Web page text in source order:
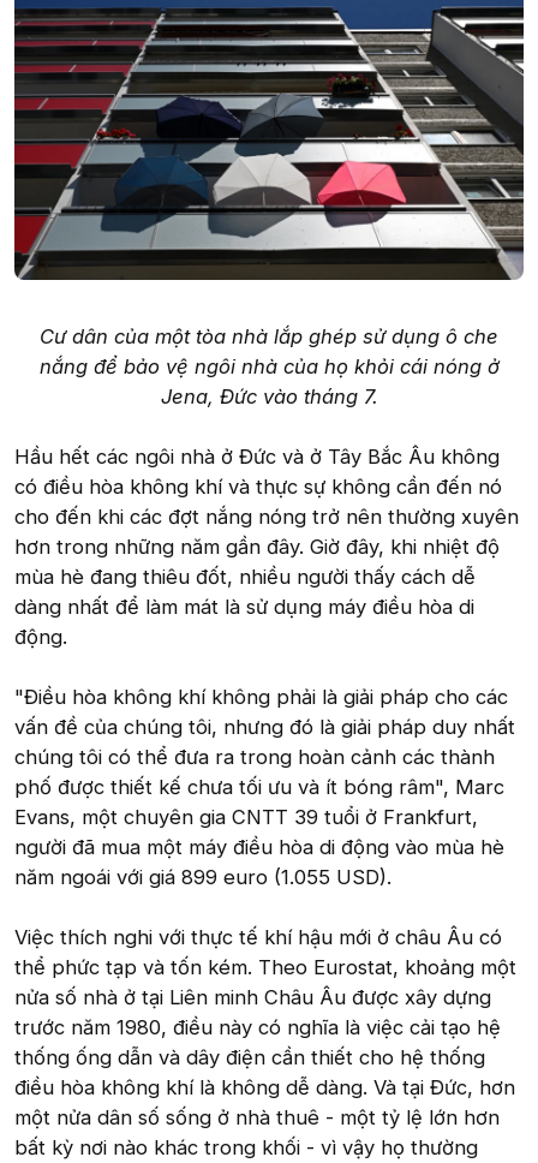
Cư dân của một tòa nhà lắp ghép sử dụng ô che
nắng để bảo vệ ngôi nhà của họ khỏi cái nóng ở
Jena, Đức vào tháng 7.
Hầu hết các ngôi nhà ở Đức và ở Tây Bắc Âu không
có điều hòa không khí và thực sự không cần đến nó
cho đến khi các đợt nắng nóng trở nên thường xuyên
hơn trong những năm gần đây. Giờ đây, khi nhiệt độ
mùa hè đang thiêu đốt, nhiều người thấy cách dễ
dàng nhất để làm mát là sử dụng máy điều hòa di
động.
"Điều hòa không khí không phải là giải pháp cho các
vấn đề của chúng tôi, nhưng đó là giải pháp duy nhất
chúng tôi có thể đưa ra trong hoàn cảnh các thành
phố được thiết kế chưa tối ưu và ít bóng râm", Marc
Evans, một chuyên gia CNTT 39 tuổi ở Frankfurt,
người đã mua một máy điều hòa di động vào mùa hè
năm ngoái với giá 899 euro (1.055 USD).
Việc thích nghi với thực tế khí hậu mới ở châu Âu có
thể phức tạp và tốn kém. Theo Eurostat, khoảng một
nửa số nhà ở tại Liên minh Châu Âu được xây dựng
trước năm 1980, điều này có nghĩa là việc cải tạo hệ
thống ống dẫn và dây điện cần thiết cho hệ thống
điều hòa không khí là không dễ dàng. Và tại Đức, hơn
một nửa dân số sống ở nhà thuê - một tỷ lệ lớn hơn
bất kỳ nơi nào khác trong khối - vì vậy họ thường